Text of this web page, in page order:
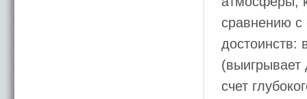
сравнению с
достоинств:
счет